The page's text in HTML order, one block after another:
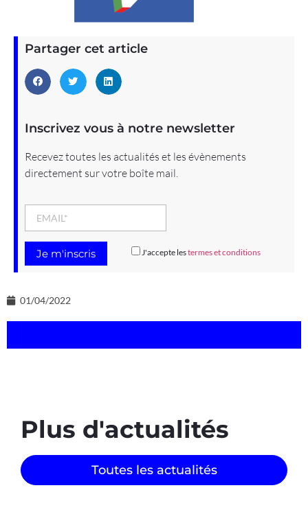
Partager cet article
Inscrivez vous à notre newsletter
Recevez toutes les actualités et les évènements
directement sur votre boîte mail.
J'accepte lestermes et conditions
01/04/2022
Plus d'actualités
Toutes les actualités